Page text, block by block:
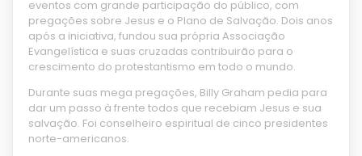
eventos com grande participação do público, com
pregações sobre Jesus e o Plano de Salvação. Dois anos
após a iniciativa, fundou sua própria Associação
Evangelística e suas cruzadas contribuirão para o
crescimento do protestantismo em todo o mundo.
Durante suas mega pregações, Billy Graham pedia para
dar um passo à frente todos que recebiam Jesus e sua
salvação. Foi conselheiro espiritual de cinco presidentes
norte-americanos.